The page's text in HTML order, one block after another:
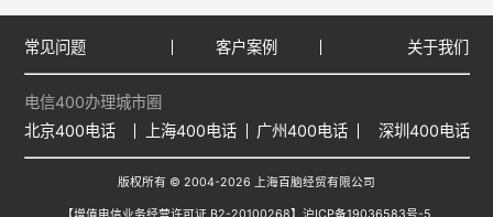
常见问题 客户案例 关于我们
电信400办理城市圈
北京400电话
上海400电话 广州400电话 深圳400电话
版权所有 © 2004-2026 上海百脑经贸有限公司